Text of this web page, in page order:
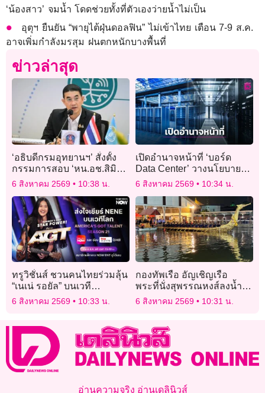
‘น้องสาว’ จมน้ำ โดดช่วยทั้งที่ตัวเองว่ายน้ำไม่เป็น
อุตุฯ ยืนยัน “พายุไต้ฝุ่นดอลฟิน” ไม่เข้าไทย เตือน 7-9 ส.ค.
อาจเพิ่มกำลังมรสุม ฝนตกหนักบางพื้นที่
ข่าวล่าสุด
‘อธิบดีกรมอุทยานฯ’ สั่งตั้ง
กรรมการสอบ ‘หน.อช.สิมิ
ลัน’ ปมอนุญาตคณะ ‘วีระ’
6 สิงหาคม 2569 10:38 น.
เปิดอำนาจหน้าที่ ‘บอร์ด
Data Center’ วางนโยบาย
ทิศทางการลงทุน
6 สิงหาคม 2569 10:34 น.
ทรูวิชั่นส์ ชวนคนไทยร่วมลุ้น
“เนเน่ รอยัล” บนเวที
AMERICA’S GOT TALENT
6 สิงหาคม 2569 10:33 น.
กองทัพเรือ อัญเชิญเรือ
พระที่นั่งสุพรรณหงส์ลงน้ำ
เตรียมจัดขบวนพยุหยาตรา
6 สิงหาคม 2569 10:31 น.
อ่านความจริง อ่านเดลินิวส์